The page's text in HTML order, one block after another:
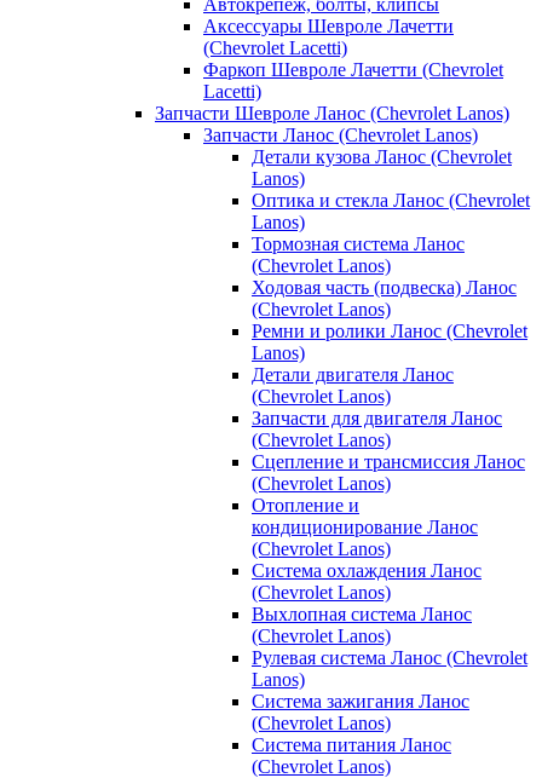
Автокрепеж, болты, клипсы
Аксессуары Шевроле Лачетти
(Chevrolet Lacetti)
Фаркоп Шевроле Лачетти (Chevrolet
Lacetti)
Запчасти Шевроле Ланос (Chevrolet Lanos)
Запчасти Ланос (Chevrolet Lanos)
Детали кузова Ланос (Chevrolet
Lanos)
Оптика и стекла Ланос (Chevrolet
Lanos)
Тормозная система Ланос
(Chevrolet Lanos)
Ходовая часть (подвеска) Ланос
(Chevrolet Lanos)
Ремни и ролики Ланос (Chevrolet
Lanos)
Детали двигателя Ланос
(Chevrolet Lanos)
Запчасти для двигателя Ланос
(Chevrolet Lanos)
Сцепление и трансмиссия Ланос
(Chevrolet Lanos)
Отопление и
кондиционирование Ланос
(Chevrolet Lanos)
Система охлаждения Ланос
(Chevrolet Lanos)
Выхлопная система Ланос
(Chevrolet Lanos)
Рулевая система Ланос (Chevrolet
Lanos)
Система зажигания Ланос
(Chevrolet Lanos)
Система питания Ланос
(Chevrolet Lanos)